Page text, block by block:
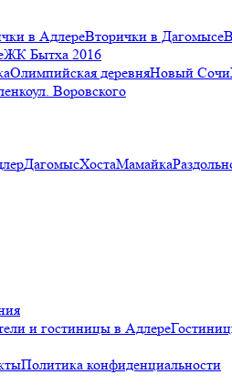
в АдлереВторички в Дагомысе
ЖК Бытха 2016
Олимпийская деревняНовый Сочи
ул. Воровского
ДагомысХостаМамайка
и гостиницы в Адлере
Политика конфиденциальности